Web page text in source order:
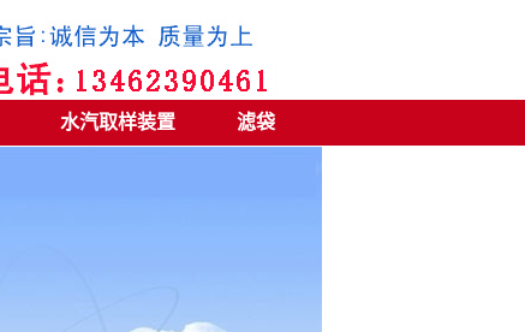
水汽取样装置 滤袋